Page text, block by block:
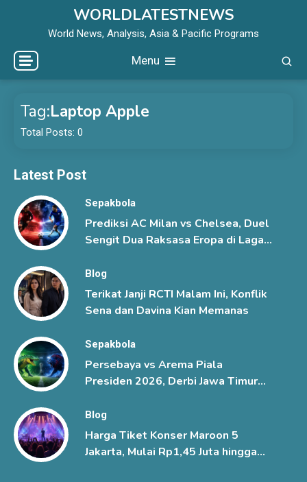
WORLDLATESTNEWS
World News, Analysis, Asia & Pacific Programs
Menu
Tag:Laptop Apple
Total Posts: 0
Latest Post
Sepakbola
Prediksi AC Milan vs Chelsea, Duel
Sengit Dua Raksasa Eropa di Laga
Blog
Terikat Janji RCTI Malam Ini, Konflik
Sena dan Davina Kian Memanas
Sepakbola
Persebaya vs Arema Piala
Presiden 2026, Derbi Jawa Timur
Blog
Harga Tiket Konser Maroon 5
Jakarta, Mulai Rp1,45 Juta hingga